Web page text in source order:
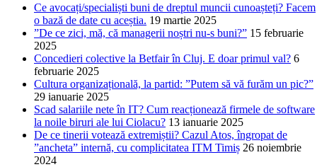
Ce avocați/specialiști buni de dreptul muncii cunoașteți? Facem
o bază de date cu aceștia. 19 martie 2025
”De ce zici, mă, că managerii noștri nu-s buni?” 15 februarie
2025
Concedieri colective la Betfair în Cluj. E doar primul val? 6
februarie 2025
Cultura organizațională, la partid: ”Putem să vă furăm un pic?”
29 ianuarie 2025
Scad salariile nete în IT? Cum reacționează firmele de software
la noile biruri ale lui Ciolacu? 13 ianuarie 2025
De ce tinerii votează extremiștii? Cazul Atos, îngropat de
”ancheta” internă, cu complicitatea ITM Timiș 26 noiembrie
2024